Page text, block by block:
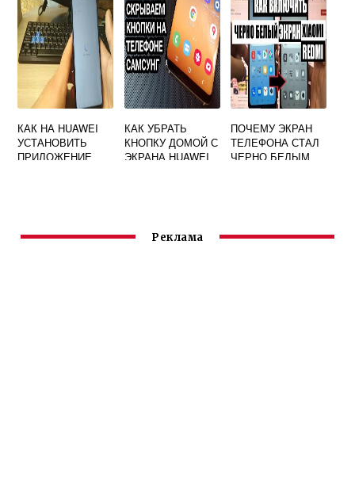
КАК НА HUAWEI
УСТАНОВИТЬ
ПРИЛОЖЕНИЕ
КАК УБРАТЬ
КНОПКУ ДОМОЙ С
ЭКРАНА HUAWEI
ПОЧЕМУ ЭКРАН
ТЕЛЕФОНА СТАЛ
ЧЕРНО БЕЛЫМ
Реклама